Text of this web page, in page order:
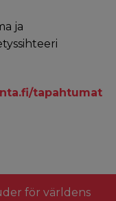
ja
tapahtumat
för världens